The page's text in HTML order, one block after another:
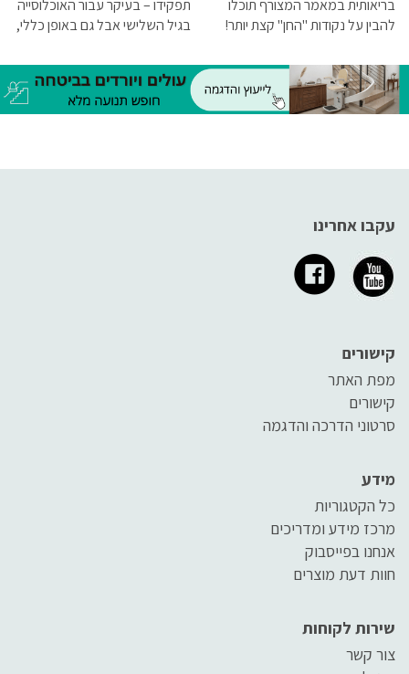
תפקידו – בעיקר עבור האוכלוסייה
בגיל השלישי אבל גם באופן כללי,
לזהות צורך של אדם מסוים במזון
מסוג זה.
בריאותית במאמר המצורף תוכלו
להבין על נקודות "החן" קצת יותר!
עקבו אחרינו
קישורים
מפת האתר
קישורים
סרטוני הדרכה והדגמה
מידע
כל הקטגוריות
מרכז מידע ומדריכים
אנחנו בפייסבוק
חוות דעת מוצרים
שירות לקוחות
צור קשר